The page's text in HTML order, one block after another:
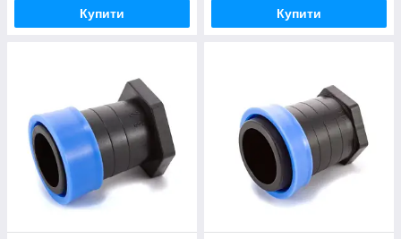
Купити Купити